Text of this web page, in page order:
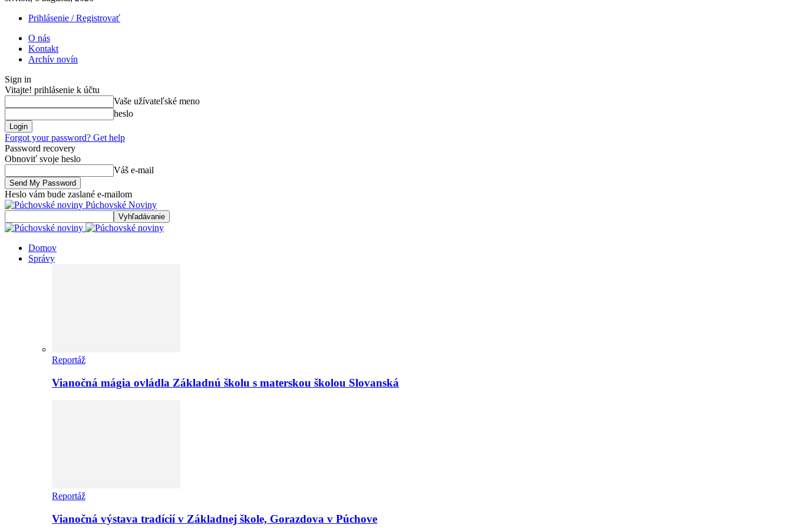
Prihlásenie / Registrovať
O nás
Kontakt
Archív novín
Sign in
Vitajte! prihlásenie k účtu
Vaše užívateľské meno
heslo
Forgot your password? Get help
Password recovery
Obnoviť svoje heslo
Váš e-mail
Heslo vám bude zaslané e-mailom
Púchovské Noviny
Domov
Správy
Reportáž
Vianočná mágia ovládla Základnú školu s materskou školou Slovanská
Reportáž
Vianočná výstava tradícií v Základnej škole, Gorazdova v Púchove